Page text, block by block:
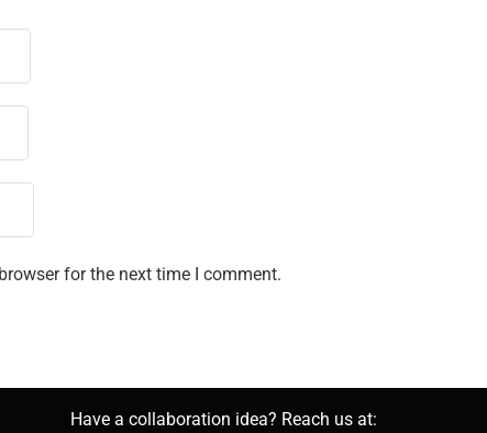
for the next time I comment.
Have a collaboration idea? Reach us at: